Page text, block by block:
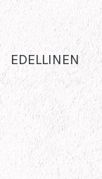
EDELLINEN